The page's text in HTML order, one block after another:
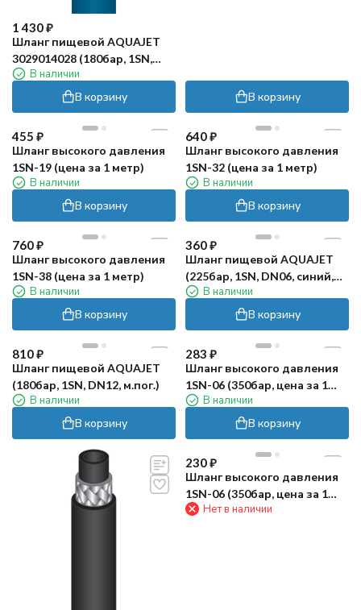
1 430₽
Шланг пищевой AQUAJET
3029014028 (180бар, 1SN,
DN12, DIN EN 853, м.пог.)
В наличии
В корзину В корзину
455 ₽
Шланг высокого давления
1SN-19 (цена за 1 метр)
В наличии
В корзину
640₽
Шланг высокого давления
1SN-32 (цена за 1 метр)
В наличии
В корзину
760₽
Шланг высокого давления
1SN-38 (цена за 1 метр)
В наличии
В корзину
360₽
Шланг пищевой AQUAJET
(225бар, 1SN, DN06, синий,
м.пог.)В наличии
В корзину
810₽
Шланг пищевой AQUAJET
(180бар, 1SN, DN12, м.пог.)
В наличии
В корзину
283 ₽
Шланг высокого давления
1SN-06 (350бар, цена за 1
метр) TOR CF
В наличии
В корзину
230₽
Шланг высокого давления
1SN-06 (350бар, цена за 1
метр) TOR
Нет в наличии